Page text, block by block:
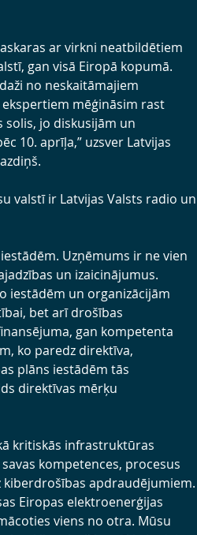
ar virkni neatbildētiem
gan visā Eiropā kopumā.
no neskaitāmajiem
mēģināsim rast
solis, jo diskusijām un
10. aprīļa,” uzsver Latvijas
valstī ir Latvijas Valsts radio un
Uzņēmums ir ne vien
un izaicinājumus.
iestādēm un organizācijām
bet arī drošības
gan kompetenta
ko paredz direktīva,
plāns iestādēm tās
direktīvas mērķu
kritiskās infrastruktūras
kompetences, procesus
apdraudējumiem.
Eiropas elektroenerģijas
viens no otra. Mūsu